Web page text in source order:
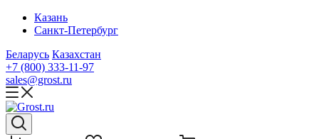
Казань
Санкт-Петербург
Беларусь Казахстан
+7 (800) 333-11-97
sales@grost.ru